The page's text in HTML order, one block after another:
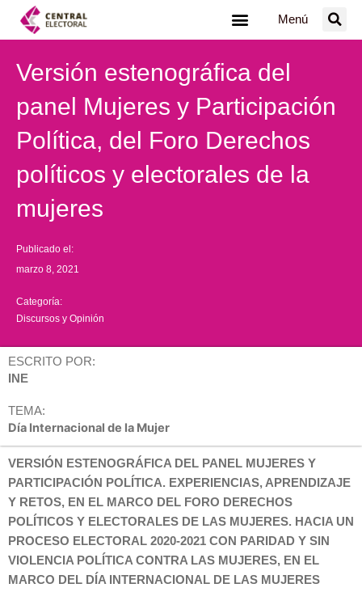
Menú
Versión estenográfica del
panel Mujeres y Participación
Política, del Foro Derechos
políticos y electorales de la
mujeres
Publicado el:
marzo 8, 2021
Categoría:
Discursos y Opinión
ESCRITO POR:
INE
TEMA:
Día Internacional de la Mujer
VERSIÓN ESTENOGRÁFICA DEL PANEL MUJERES Y
PARTICIPACIÓN POLÍTICA. EXPERIENCIAS, APRENDIZAJE
Y RETOS, EN EL MARCO DEL FORO DERECHOS
POLÍTICOS Y ELECTORALES DE LAS MUJERES. HACIA UN
PROCESO ELECTORAL 2020-2021 CON PARIDAD Y SIN
VIOLENCIA POLÍTICA CONTRA LAS MUJERES, EN EL
MARCO DEL DÍA INTERNACIONAL DE LAS MUJERES